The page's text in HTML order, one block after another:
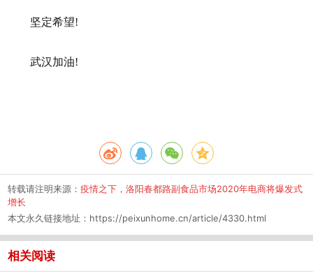
坚定希望!
武汉加油!
转载请注明来源： 疫情之下，洛阳春都路副食品市场2020年电商将爆发式
增长
本文永久链接地址： https://peixunhome.cn/article/4330.html
相关阅读